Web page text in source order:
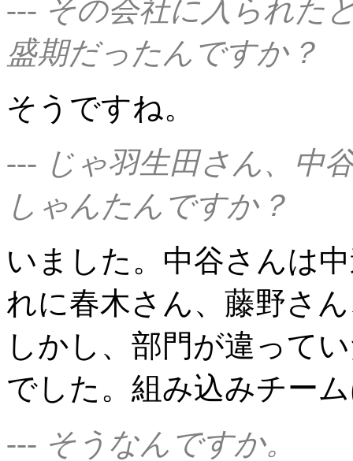
--- その会社に入られた
盛期だったんですか？
そうですね。
--- じゃ羽生田さん、中
しゃんたんですか？
いました。中谷さんは
れに春木さん、藤野さ
しかし、部門が違って
でした。組み込みチー
--- そうなんですか。